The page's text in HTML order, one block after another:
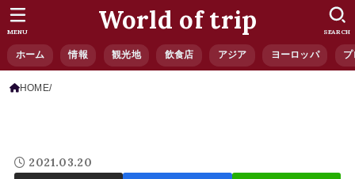
World of trip
ホーム 情報 観光地 飲食店 アジア ヨーロッパ プ
SEARCH
MENU
HOME
2021.03.20